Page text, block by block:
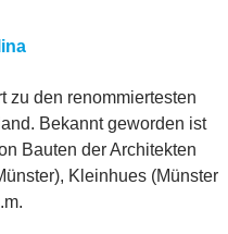
zu den renommiertesten
Bekannt geworden ist
Bauten der Architekten
Kleinhues (Münster